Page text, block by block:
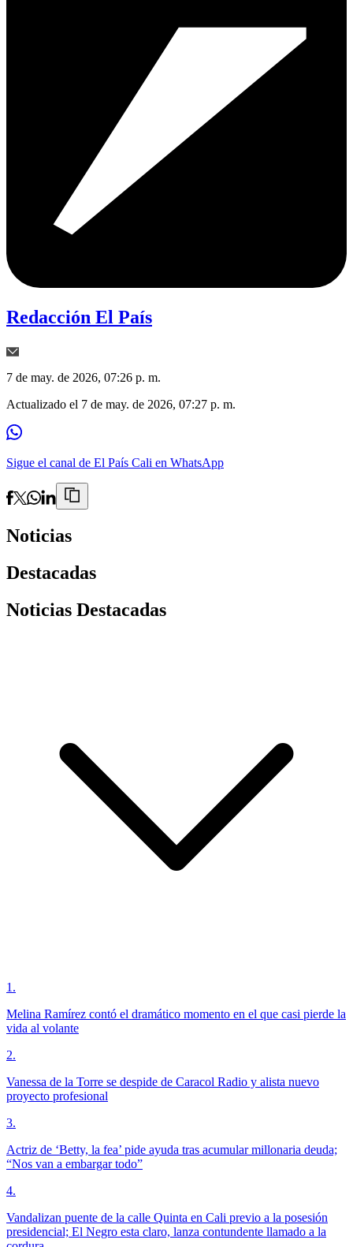
Redacción El País
7 de may. de 2026, 07:26 p. m.
Actualizado el 7 de may. de 2026, 07:27 p. m.
Sigue el canal de El País Cali en WhatsApp
Noticias
Destacadas
Noticias Destacadas
1 .
Melina Ramírez contó el dramático momento en el que casi pierde la
vida al volante
2.
Vanessa de la Torre se despide de Caracol Radio y alista nuevo
proyecto profesional
3.
Actriz de ‘Betty, la fea’ pide ayuda tras acumular millonaria deuda;
“Nos van a embargar todo”
4.
Vandalizan puente de la calle Quinta en Cali previo a la posesión
presidencial; El Negro esta claro, lanza contundente llamado a la